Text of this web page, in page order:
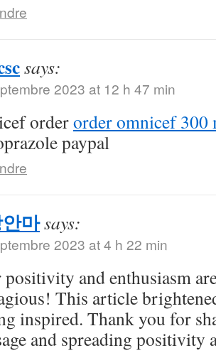
says:
2023 at 12 h 47 min
orderorder omnicef 300
paypal
마says:
2023 at 4 h 22 min
positivity and enthusiasm
This article
inspired. Thank you for
and spreading positivity